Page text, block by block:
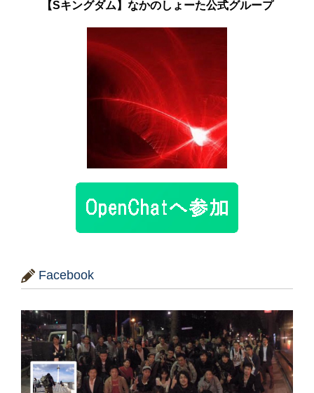
【Sキングダム】なかのしょーた公式グループ
Facebook